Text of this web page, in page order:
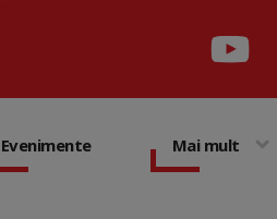
Evenimente Mai mult